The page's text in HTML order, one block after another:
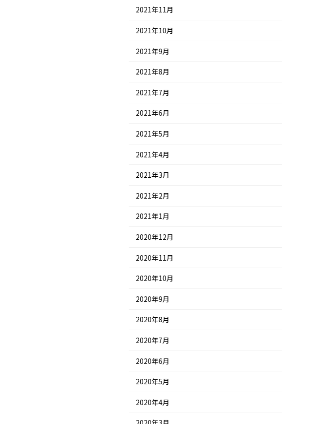
2021年11月
2021年10月
2021年9月
2021年8月
2021年7月
2021年6月
2021年5月
2021年4月
2021年3月
2021年2月
2021年1月
2020年12月
2020年11月
2020年10月
2020年9月
2020年8月
2020年7月
2020年6月
2020年5月
2020年4月